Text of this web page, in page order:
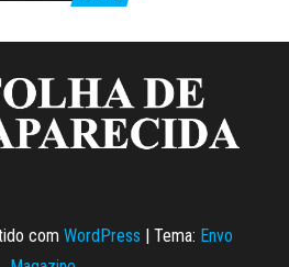
com WordPress | Tema: Envo